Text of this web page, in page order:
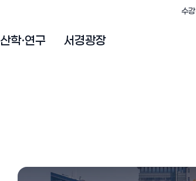
수
산학·연구 서경광장